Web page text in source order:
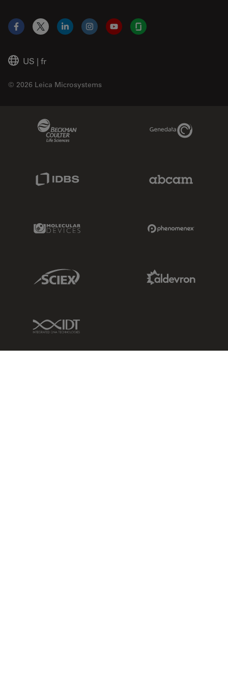
US | fr
© 2026 Leica Microsystems
Facebook
X LinkedInInstagramYouTubeGlassdoor
Genedata Link
Molecular Devices Link
Sciex Link
IDT Link